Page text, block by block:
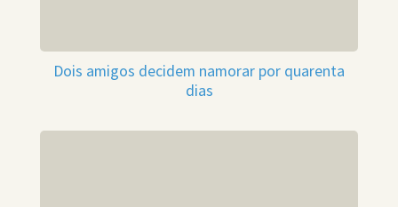
Dois amigos decidem namorar por quarenta
dias